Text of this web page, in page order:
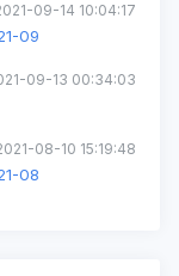
09-14 10:04:17
09
09-13 00:34:03
08-10 15:19:48
08